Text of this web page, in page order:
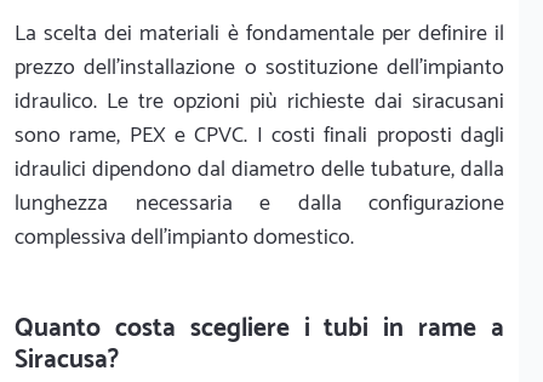
La scelta dei materiali è fondamentale per definire il
prezzo dell'installazione o sostituzione dell'impianto
idraulico. Le tre opzioni più richieste dai siracusani
sono rame, PEX e CPVC. I costi finali proposti dagli
idraulici dipendono dal diametro delle tubature, dalla
lunghezza necessaria e dalla configurazione
complessiva dell'impianto domestico.
Quanto costa scegliere i tubi in rame a
Siracusa?